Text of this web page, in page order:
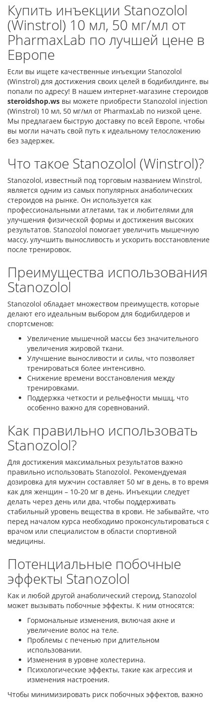
Купить инъекции Stanozolol
(Winstrol) 10 мл, 50 мг/мл от
PharmaxLab по лучшей цене в
Европе
Если вы ищете качественные инъекции Stanozolol
(Winstrol) для достижения своих целей в бодибилдинге, вы
попали по адресу! В нашем интернет-магазине стероидов
steroidshop.ws вы можете приобрести Stanozolol injection
(Winstrol) 10 мл, 50 мг/мл от PharmaxLab по низкой цене.
Мы предлагаем быструю доставку по всей Европе, чтобы
вы могли начать свой путь к идеальному телосложению
без задержек.
Что такое Stanozolol (Winstrol)?
Stanozolol, известный под торговым названием Winstrol,
является одним из самых популярных анаболических
стероидов на рынке. Он используется как
профессиональными атлетами, так и любителями для
улучшения физической формы и достижения высоких
результатов. Stanozolol помогает увеличить мышечную
массу, улучшить выносливость и ускорить восстановление
после тренировок.
Преимущества использования
Stanozolol
Stanozolol обладает множеством преимуществ, которые
делают его идеальным выбором для бодибилдеров и
спортсменов:
Увеличение мышечной массы без значительного
увеличения жировой ткани.
Улучшение выносливости и силы, что позволяет
тренироваться более интенсивно.
Снижение времени восстановления между
тренировками.
Поддержка четкости и рельефности мышц, что
особенно важно для соревнований.
Как правильно использовать
Stanozolol?
Для достижения максимальных результатов важно
правильно использовать Stanozolol. Рекомендуемая
дозировка для мужчин составляет 50 мг в день, в то время
как для женщин – 10-20 мг в день. Инъекции следует
делать через день или два, чтобы поддерживать
стабильный уровень вещества в крови. Не забывайте, что
перед началом курса необходимо проконсультироваться с
врачом или специалистом в области спортивной
медицины.
Потенциальные побочные
эффекты Stanozolol
Как и любой другой анаболический стероид, Stanozolol
может вызывать побочные эффекты. К ним относятся:
Гормональные изменения, включая акне и
увеличение волос на теле.
Проблемы с печенью при длительном
использовании.
Изменения в уровне холестерина.
Психологические эффекты, такие как агрессия и
изменения настроения.
Чтобы минимизировать риск побочных эффектов, важно